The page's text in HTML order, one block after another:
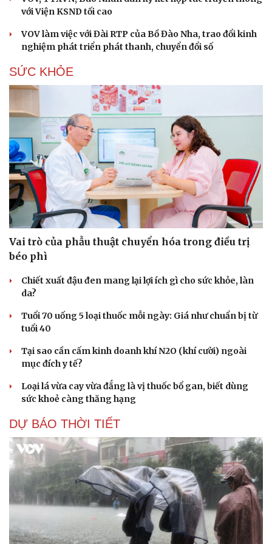
Cải chính
với Viện KSND tối cao
VOV làm việc với Đài RTP của Bồ Đào Nha, trao đổi kinh
nghiệm phát triển phát thanh, chuyển đổi số
SỨC KHỎE
Vai trò của phẫu thuật chuyển hóa trong điều trị
béo phì
Chiết xuất đậu đen mang lại lợi ích gì cho sức khỏe, làn
da?
Tuổi 70 uống 5 loại thuốc mỗi ngày: Giá như chuẩn bị từ
tuổi 40
Tại sao cần cấm kinh doanh khí N2O (khí cười) ngoài
mục đích y tế?
Loại lá vừa cay vừa đắng là vị thuốc bổ gan, biết dùng
sức khoẻ càng thăng hạng
DỰ BÁO THỜI TIẾT